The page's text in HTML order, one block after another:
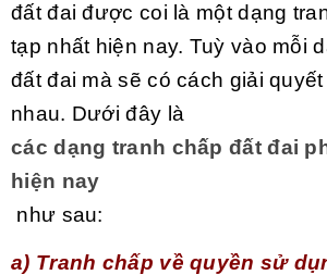
đất đai được coi là một dạng
tạp nhất hiện nay. Tuỳ vào mỗi
đất đai mà sẽ có cách giải
nhau. Dưới đây là
các dạng tranh chấp đất đai
hiện nay
như sau:
a) Tranh chấp về quyền sử